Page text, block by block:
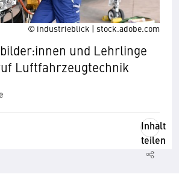
© industrieblick | stock.adobe.com
und Lehrlinge
Luftfahrzeugtechnik
Inhalt
teilen